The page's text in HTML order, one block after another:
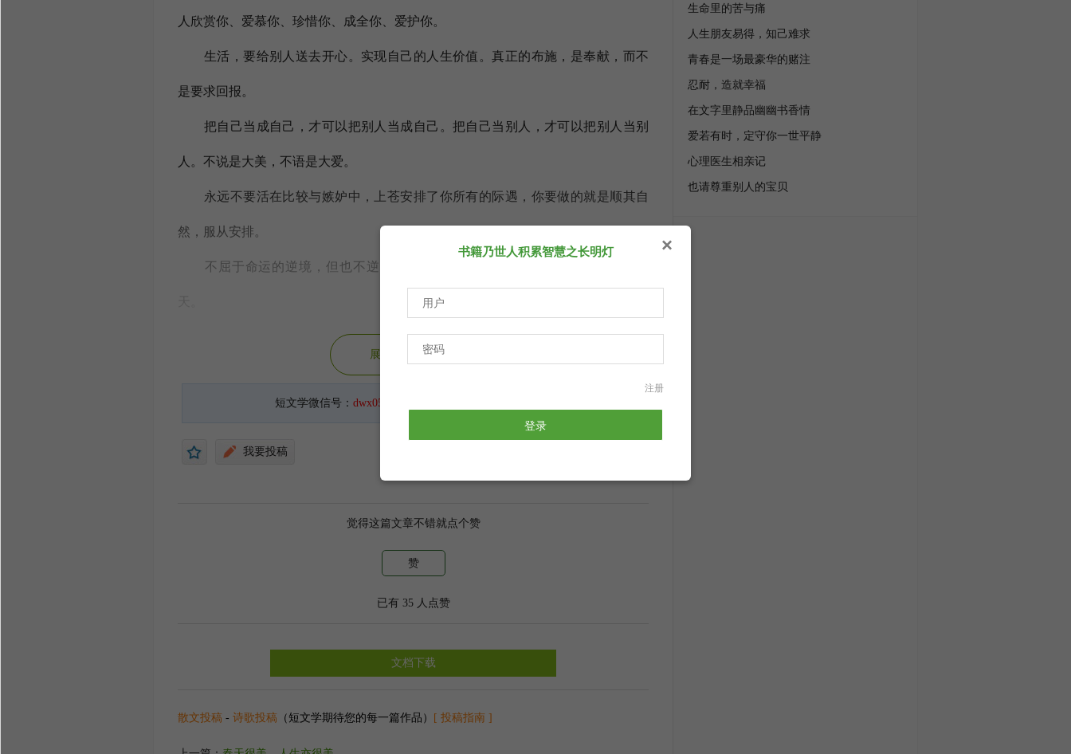
人欣赏你、爱慕你、珍惜你、成全你、爱护你。
生活，要给别人送去开心。实现自己的人生价值。真正的布施，是奉献，而不
是要求回报。
把自己当成自己，才可以把别人当成自己。把自己当别人，才可以把别人当别
人。不说是大美，不语是大爱。
永远不要活在比较与嫉妒中，上苍安排了你所有的际遇，你要做的就是顺其自
然，服从安排。
不屈于命运的逆境，但也不逆天而行。我们只要接纳自己、善待地过好每一
当你学会感恩生命时，你的生命就蓬勃了绿意与生机。当你学会奖赏自己时，
当你学会为心中所爱而点燃正能量时，一切都只是刚刚开始，生命里没有昨
天，只有加倍努力的今天，和满心欢喜期望等待的明天。
无论何时，都要心怀爱，有爱才是人生。爱自己、爱人、爱世界。为了心中的
去掀开明天的面纱，爱每一个属于自己的日子，也等待每一个日子好好爱你。
展开剩余（27%
短文学微信号：dwx050212
我要投稿
觉得这篇文章不错就点个赞
赞
已有 35人点赞
文档下载
散文投稿 - 诗歌投稿 （短文学期待您的每一篇作品） [ 投稿指南 ]
生命里的苦与痛
人生朋友易得，知己难求
青春是一场最豪华的赌注
忍耐，造就幸福
在文字里静品幽幽书香情
爱若有时，定守你一世平静
心理医生相亲记
也请尊重别人的宝贝
×
书籍乃世人积累智慧之长明灯
注册
登录